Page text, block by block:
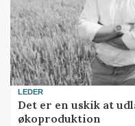
LEDER
Det er en uskik at
økoproduktion